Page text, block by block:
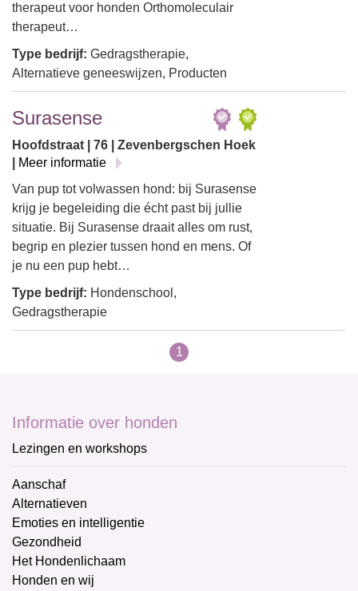
therapeut voor honden Orthomoleculair
therapeut…
Type bedrijf: Gedragstherapie,
Alternatieve geneeswijzen, Producten
Surasense
Hoofdstraat | 76 | Zevenbergschen Hoek
Meer informatie
Van pup tot volwassen hond: bij Surasense
krijg je begeleiding die écht past bij jullie
situatie. Bij Surasense draait alles om rust,
begrip en plezier tussen hond en mens. Of
je nu een pup hebt…
Type bedrijf: Hondenschool,
Gedragstherapie
1
Informatie over honden
Lezingen en workshops
Aanschaf
Alternatieven
Emoties en intelligentie
Gezondheid
Het Hondenlichaam
Honden en wij